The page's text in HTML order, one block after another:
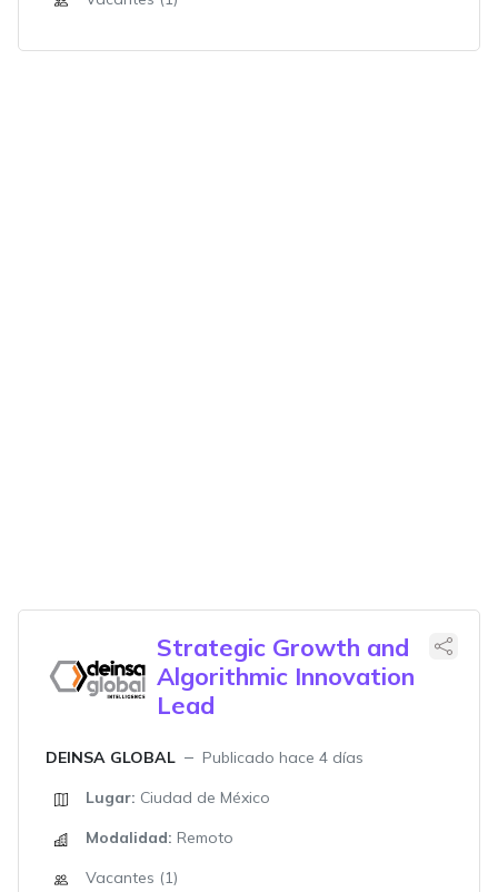
Strategic Growth and
Algorithmic Innovation
Lead
DEINSA GLOBAL
Publicado hace 4 días
Lugar: Ciudad de México
Modalidad: Remoto
Vacantes (1)